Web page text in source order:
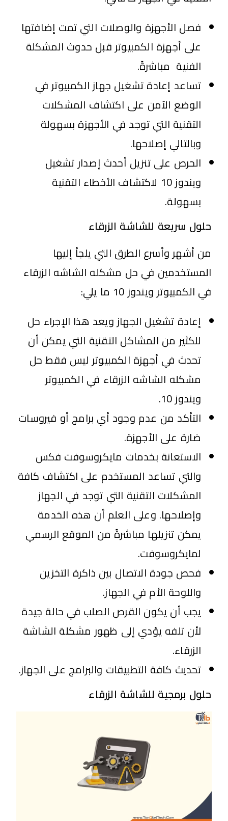
فصل الأجهزة والوصلات التي تمت إضافتها
على أجهزة الكمبيوتر قبل حدوث المشكلة
الفنية مباشرةً.
تساعد إعادة تشغيل جهاز الكمبيوتر في
الوضع الآمن على اكتشاف المشكلات
التقنية التي توجد في الأجهزة بسهولة
وبالتالي إصلاحها.
الحرص على تنزيل أحدث إصدار تشغيل
ويندوز 10 لاكتشاف الأخطاء التقنية
بسهولة.
حلول سريعة للشاشة الزرقاء
من أشهر وأسرع الطرق التي يلجأ إليها
المستخدمين في حل مشكله الشاشه الزرقاء
في الكمبيوتر ويندوز 10 ما يلي:
إعادة تشغيل الجهاز ويعد هذا الإجراء حل
للكثير من المشاكل التقنية التي يمكن أن
تحدث في أجهزة الكمبيوتر ليس فقط حل
مشكله الشاشه الزرقاء في الكمبيوتر
ويندوز 10.
التأكد من عدم وجود أي برامج أو فيروسات
ضارة على الأجهزة.
الاستعانة بخدمات مايكروسوفت فكس
والتي تساعد المستخدم على اكتشاف كافة
المشكلات التقنية التي توجد في الجهاز
وإصلاحها. وعلى العلم أن هذه الخدمة
يمكن تنزيلها مباشرةً من الموقع الرسمي
لمايكروسوفت.
فحص جودة الاتصال بين ذاكرة التخزين
واللوحة الأم في الجهاز.
يجب أن يكون القرص الصلب في حالة جيدة
لأن تلفه يؤدي إلى ظهور مشكلة الشاشة
الزرقاء.
تحديث كافة التطبيقات والبرامج على الجهاز.
حلول برمجية للشاشة الزرقاء